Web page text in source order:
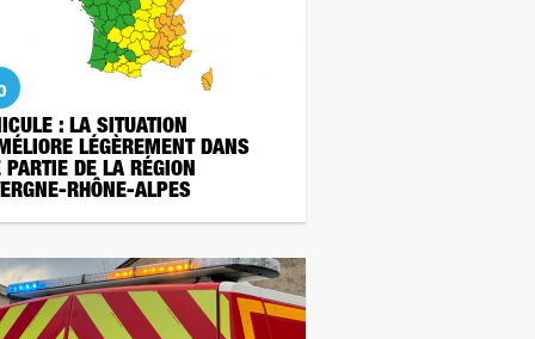
: LA SITUATION
LÉGÈREMENT DANS
PARTIE DE LA RÉGION
RHÔNE-ALPES